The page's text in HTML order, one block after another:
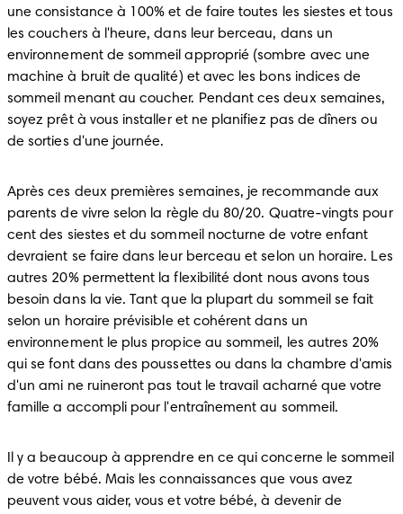
une consistance à 100% et de faire toutes les siestes et tous
les couchers à l'heure, dans leur berceau, dans un
environnement de sommeil approprié (sombre avec une
machine à bruit de qualité) et avec les bons indices de
sommeil menant au coucher. Pendant ces deux semaines,
soyez prêt à vous installer et ne planifiez pas de dîners ou
de sorties d'une journée.
Après ces deux premières semaines, je recommande aux
parents de vivre selon la règle du 80/20. Quatre-vingts pour
cent des siestes et du sommeil nocturne de votre enfant
devraient se faire dans leur berceau et selon un horaire. Les
autres 20% permettent la flexibilité dont nous avons tous
besoin dans la vie. Tant que la plupart du sommeil se fait
selon un horaire prévisible et cohérent dans un
environnement le plus propice au sommeil, les autres 20%
qui se font dans des poussettes ou dans la chambre d'amis
d'un ami ne ruineront pas tout le travail acharné que votre
famille a accompli pour l'entraînement au sommeil.
Il y a beaucoup à apprendre en ce qui concerne le sommeil
de votre bébé. Mais les connaissances que vous avez
peuvent vous aider, vous et votre bébé, à devenir de